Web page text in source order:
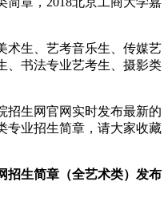
术生、艺考音乐生、传媒艺
、书法专业艺考生、摄影类
招生网官网实时发布最新的
专业招生简章，请大家收藏
招生简章（全艺术类）发布